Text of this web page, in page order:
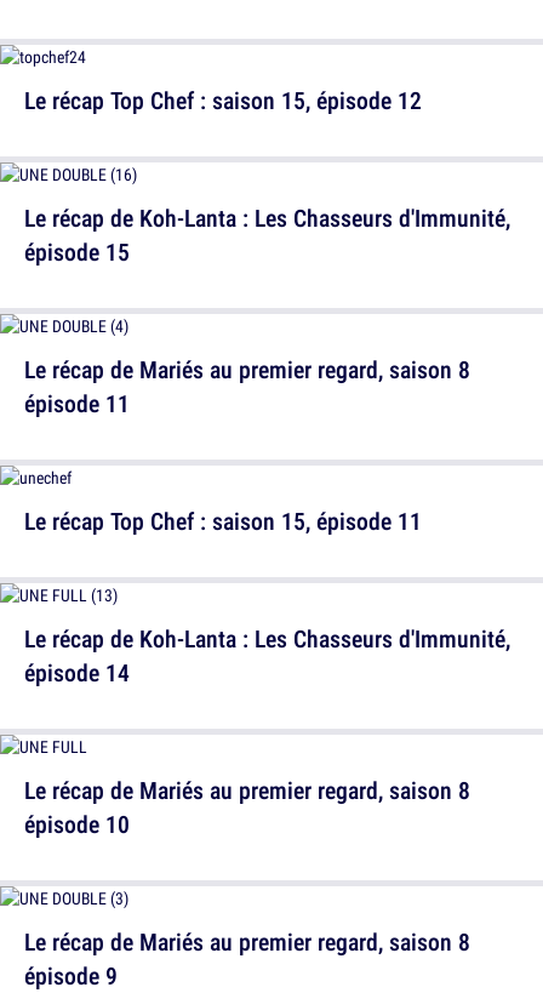
Le récap Top Chef : saison 15, épisode 12
Le récap de Mariés au premier regard, saison 8
épisode 11
Le récap de Koh-Lanta : Les Chasseurs d'Immunité,
épisode 14
Le récap de Mariés au premier regard, saison 8
épisode 9
Le récap de Koh-Lanta : Les Chasseurs d'Immunité,
épisode 15
Le récap Top Chef : saison 15, épisode 11
Le récap de Mariés au premier regard, saison 8
épisode 10